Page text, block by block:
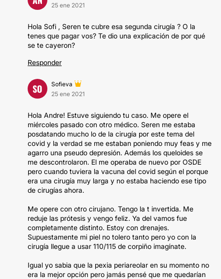
25 ene 2021
Hola Sofi , Seren te cubre esa segunda cirugía ? O la
tenes que pagar vos? Te dio una explicación de por qué
se te cayeron?
Responder
SO
Sofieva
25 ene 2021
Hola Andre! Estuve siguiendo tu caso. Me opere el
miércoles pasado con otro médico. Seren me estaba
posdatando mucho lo de la cirugía por este tema del
covid y la verdad se me estaban poniendo muy feas y me
agarro una pseudo depresión. Además los queloides se
me descontrolaron. El me operaba de nuevo por OSDE
pero cuando tuviera la vacuna del covid según el porque
era una cirugía muy larga y no estaba haciendo ese tipo
de cirugías ahora.
Me opere con otro cirujano. Tengo la t invertida. Me
reduje las prótesis y vengo feliz. Ya del vamos fue
completamente distinto. Estoy con drenajes.
Supuestamente mi piel no tolero tanto pero yo con la
cirugía llegue a usar 110/115 de corpiño imagínate.
Igual yo sabia que la pexia periareolar en su momento no
era la mejor opción pero jamás pensé que me quedarían